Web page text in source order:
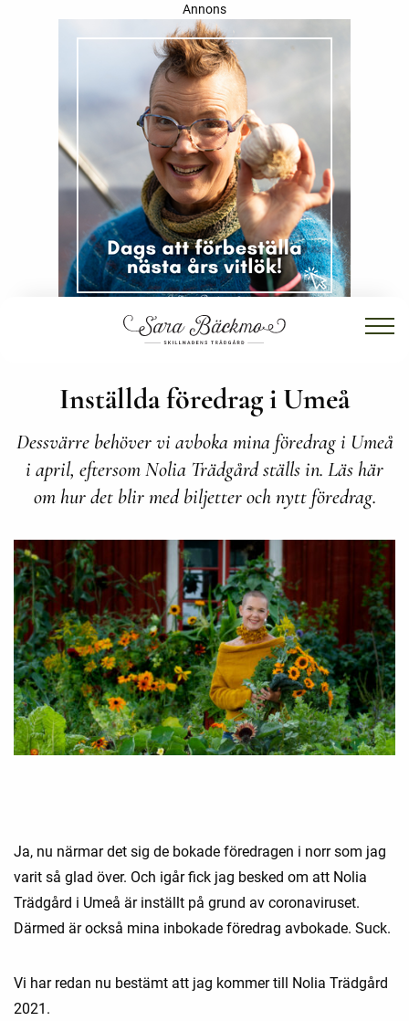
Annons
Inställda föredrag i Umeå
Dessvärre behöver vi avboka mina föredrag i Umeå
i april, eftersom Nolia Trädgård ställs in. Läs här
om hur det blir med biljetter och nytt föredrag.
Ja, nu närmar det sig de bokade föredragen i norr som jag
varit så glad över. Och igår fick jag besked om att Nolia
Trädgård i Umeå är inställt på grund av coronaviruset.
Därmed är också mina inbokade föredrag avbokade. Suck.
Vi har redan nu bestämt att jag kommer till Nolia Trädgård
2021.